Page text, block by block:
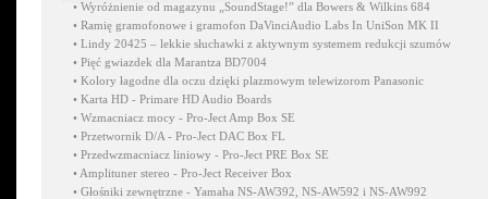
• Wyróżnienie od magazynu „SoundStage!” dla Bowers & Wilkins 684
• Ramię gramofonowe i gramofon DaVinciAudio Labs In UniSon MK II
• Lindy 20425 – lekkie słuchawki z aktywnym systemem redukcji szumów
• Pięć gwiazdek dla Marantza BD7004
• Kolory łagodne dla oczu dzięki plazmowym telewizorom Panasonic
• Karta HD - Primare HD Audio Boards
• Wzmacniacz mocy - Pro-Ject Amp Box SE
• Przetwornik D/A - Pro-Ject DAC Box FL
• Przedwzmacniacz liniowy - Pro-Ject PRE Box SE
• Amplituner stereo - Pro-Ject Receiver Box
• Głośniki zewnętrzne - Yamaha NS-AW392, NS-AW592 i NS-AW992